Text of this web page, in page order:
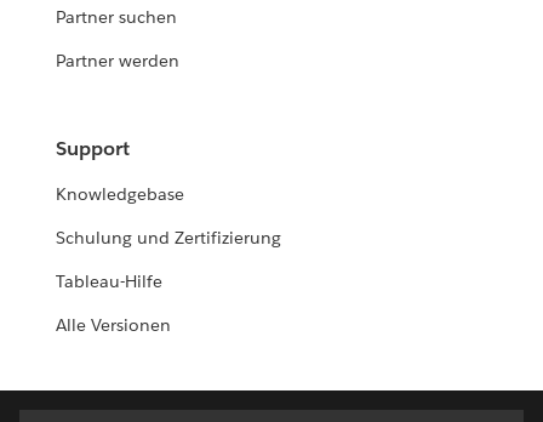
Partner suchen
Partner werden
Support
Knowledgebase
Schulung und Zertifizierung
Tableau-Hilfe
Alle Versionen